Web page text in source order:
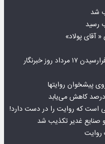
شد
رسید
آقای پولاد»
خبرنگار
پیشخوان روایت­ها
است که روایت را در دست دارد!
صنایع غدیر تکذیب شد
روایت